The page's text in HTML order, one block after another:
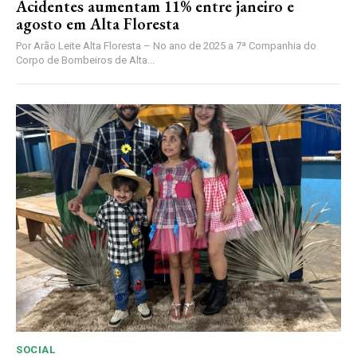
Acidentes aumentam 11% entre janeiro e
agosto em Alta Floresta
Por Arão Leite Alta Floresta – No ano de 2025 a 7ª Companhia do
Corpo de Bombeiros de Alta...
SOCIAL